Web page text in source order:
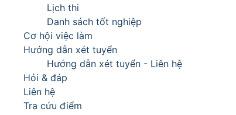
Lịch thi
Danh sách tốt nghiệp
Cơ hội việc làm
Hướng dẫn xét tuyển
Hướng dẫn xét tuyển - Liên hệ
Hỏi & đáp
Liên hệ
Tra cứu điểm